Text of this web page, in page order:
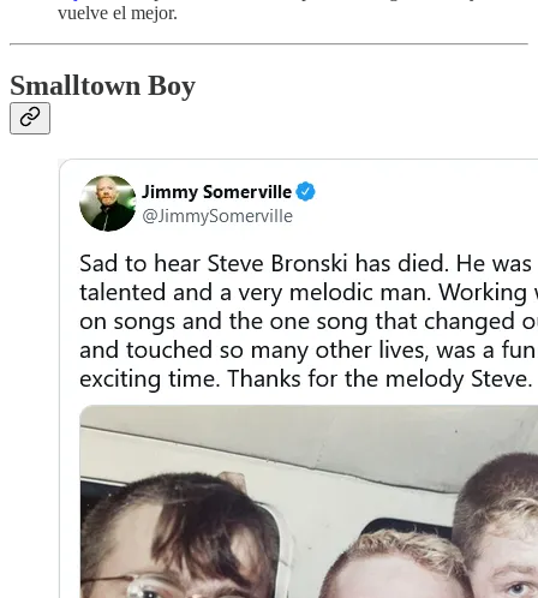
vuelve el mejor.
Smalltown Boy